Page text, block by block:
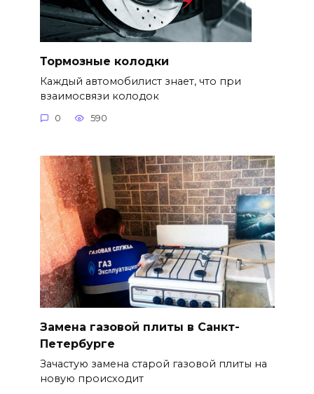
Тормозные колодки
Каждый автомобилист знает, что при
взаимосвязи колодок
0 590
Замена газовой плиты в Санкт-
Петербурге
Зачастую замена старой газовой плиты на
новую происходит